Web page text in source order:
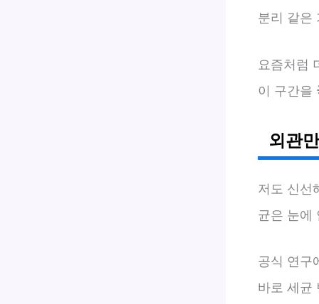
분리 같은
요즘처럼
이 구간을
외관
저도 신선
균은 눈에
공식 연구
바로 세균